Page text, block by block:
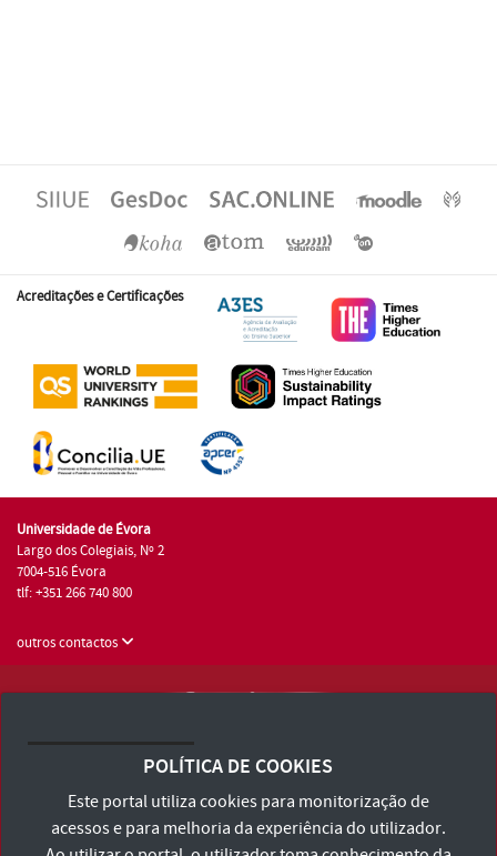
Acreditações e Certificações
Universidade de Évora
Largo dos Colegiais, Nº 2
7004-516 Évora
tlf: +351 266 740 800
outros contactos
Consulte os Termos e Condições e Política de Privacidade
Declaração de Acessibilidade
POLÍTICA DE COOKIES
Este portal utiliza cookies para monitorização de
acessos e para melhoria da experiência do utilizador.